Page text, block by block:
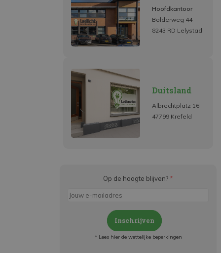
Hoofdkantoor
Bolderweg 44
8243 RD Lelystad
Duitsland
Albrechtplatz 16
47799 Krefeld
Op de hoogte blijven? *
Inschrijven
* Lees hier de wettelijke beperkingen